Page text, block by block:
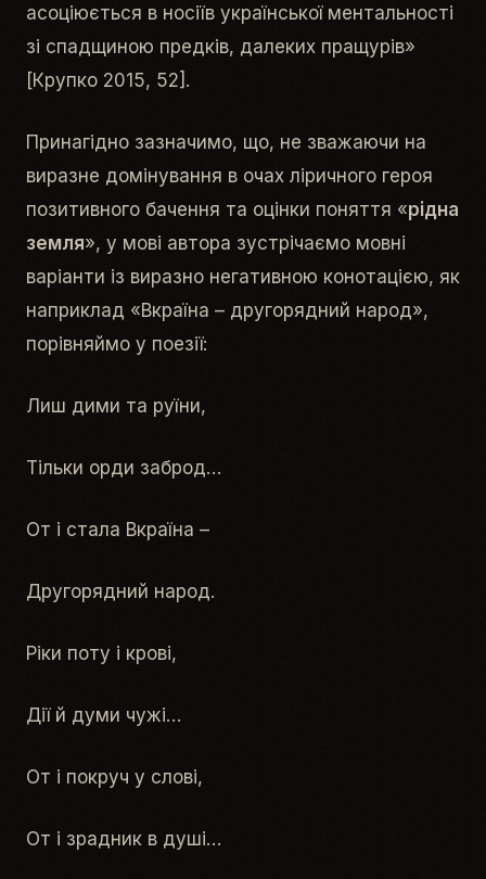
асоціюється в носіїв української ментальності
зі спадщиною предків, далеких пращурів»
[Крупко 2015, 52].
Принагідно зазначимо, що, не зважаючи на
виразне домінування в очах ліричного героя
позитивного бачення та оцінки поняття «рідна
земля», у мові автора зустрічаємо мовні
варіанти із виразно негативною конотацією, як
наприклад «Вкраїна – другорядний народ»,
порівняймо у поезії:
Лиш дими та руїни,
Тільки орди заброд…
От і стала Вкраїна –
Другорядний народ.
Ріки поту і крові,
Дії й думи чужі…
От і покруч у слові,
От і зрадник в душі…